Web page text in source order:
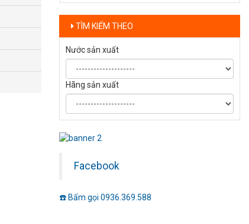
TÌM KIẾM THEO
Nước sản xuất
Hãng sản xuất
Facebook
☎️ Bấm gọi 0936.369.588